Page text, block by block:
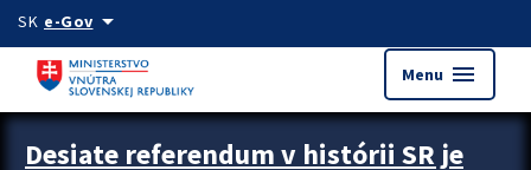
Preskocit na hlavný obsah
SK e-Govarrow_drop_down
Menu menu
Zastavit automatický posun upútavok
Desiate referendum v histórii SR je